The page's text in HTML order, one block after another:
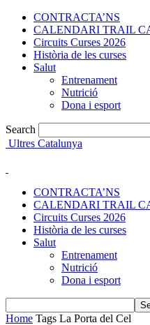
CONTRACTA’NS
CALENDARI TRAIL
Circuits Curses 2026
Història de les curses
Salut
Entrenament
Nutrició
Dona i esport
Search
Ultres Catalunya
CONTRACTA’NS
CALENDARI TRAIL
Circuits Curses 2026
Història de les curses
Salut
Entrenament
Nutrició
Dona i esport
Home Tags La Porta del Cel